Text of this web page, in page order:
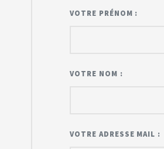
VOTRE PRÉNOM :
VOTRE NOM :
VOTRE ADRESSE MAIL :